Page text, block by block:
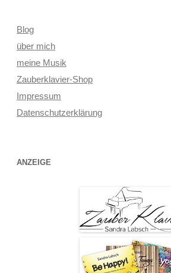
Blog
über mich
meine Musik
Zauberklavier-Shop
Impressum
Datenschutzerklärung
ANZEIGE